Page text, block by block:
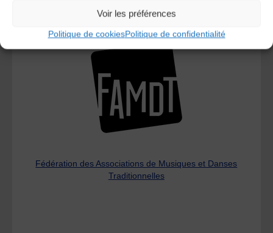
Voir les préférences
Politique de cookiesPolitique de confidentialité
Fédération des Associations de Musiques et Danses
Traditionnelles